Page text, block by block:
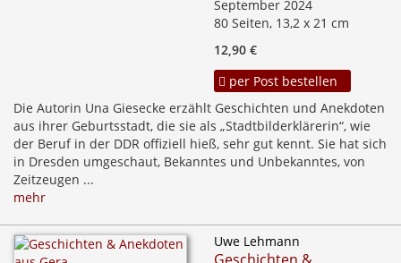
September 2024
80 Seiten, 13,2 x 21 cm
12,90 €
per Post bestellen
Die Autorin Una Giesecke erzählt Geschichten und Anekdoten
aus ihrer Geburtsstadt, die sie als „Stadtbilderklärerin“, wie
der Beruf in der DDR offiziell hieß, sehr gut kennt. Sie hat sich
in Dresden umgeschaut, Bekanntes und Unbekanntes, von
Zeitzeugen ...
mehr
Uwe Lehmann